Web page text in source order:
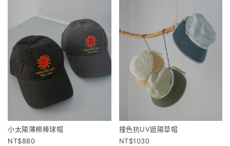
小太陽薄棉棒球帽
880
撞色抗UV遮陽草帽
1030